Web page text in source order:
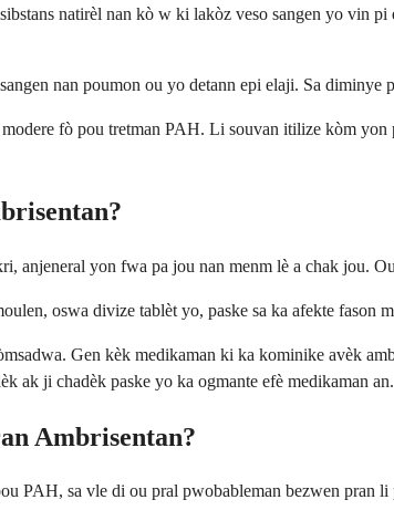
natirèl nan kò w ki lakòz veso sangen yo vin
nan poumon ou yo detann epi elaji. Sa
fò pou tretman PAH. Li souvan itilize kòm
anjeneral yon fwa pa jou nan menm lè a chak jou.
oswa divize tablèt yo, paske sa ka afekte fason
Gen kèk medikaman ki ka kominike avèk
ak ji chadèk paske yo ka ogmante efè medikaman an.
Ambrisentan?
PAH, sa vle di ou pral pwobableman bezwen